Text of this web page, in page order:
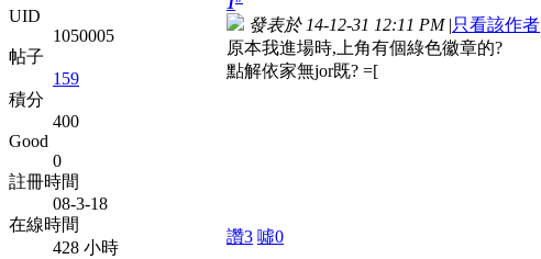
UID
1050005
帖子
159
積分
400
Good
0
註冊時間
08-3-18
在線時間
428 小時
發表於 14-12-31 12:11 PM |只看該作者
原本我進場時,上角有個綠色徽章的?
點解依家無jor既? =[
讚3 噓0